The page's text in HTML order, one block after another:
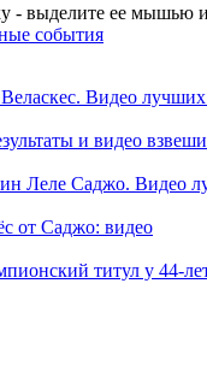
- выделите ее мышью
события
Видео лучших
и видео
Леле Саджо. Видео
от Саджо: видео
титул у 44-